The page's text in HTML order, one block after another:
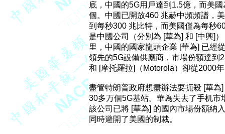
底，中國的5G用戶達到1.5億，而美
個。中國已開放460 兆赫中頻頻譜，
到每秒300 兆比特，而美國僅為每秒
是中國公司（分別為 [華為] 和 [中興]
里，中國的國家龍頭企業 [華為] 已經
領先的5G設備供應商，市場份額達到
和 [摩托羅拉]（Motorola）卻從2000
盡管特朗普政府想盡辦法要扼殺 [華
30多万個5G基站。華為失去了手机
該公司已將 [華為] 的國內市場份額納
同時避開了美國的制裁。